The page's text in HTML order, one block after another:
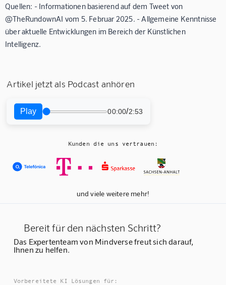
Quellen: - Informationen basierend auf dem Tweet von
@TheRundownAI vom 5. Februar 2025. - Allgemeine Kenntnisse
über aktuelle Entwicklungen im Bereich der Künstlichen
Intelligenz.
Artikel jetzt als Podcast anhören
Play 00:00/2:53
Kunden die uns vertrauen:
und viele weitere mehr!
Bereit für den nächsten Schritt?
Das Expertenteam von Mindverse freut sich darauf,
Ihnen zu helfen.
Vorbereitete KI Lösungen für: